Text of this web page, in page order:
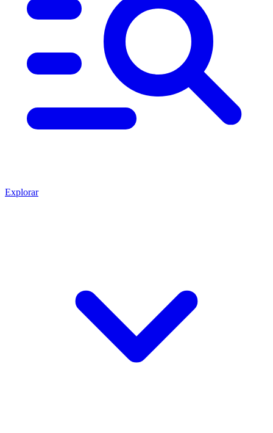
Explorar